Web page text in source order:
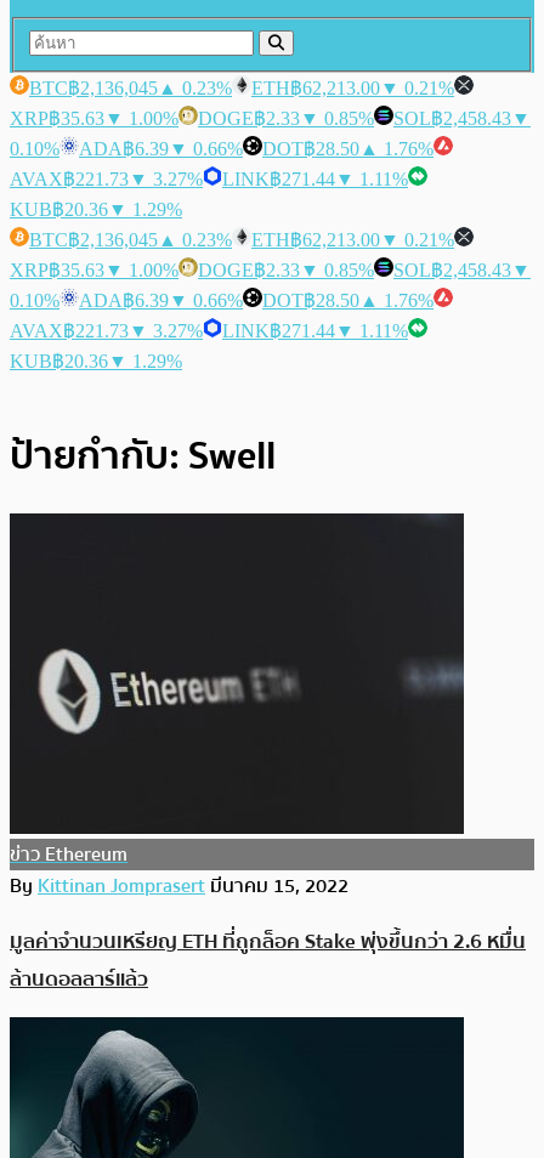
BTC฿2,136,045 ▲ 0.23% ETH฿62,213.00▼ 0.21%
XRP฿35.63▼ 1.00% DOGE฿2.33▼ 0.85% SOL฿2,458.43▼
0.10%
ADA฿6.39▼ 0.66% DOT฿28.50 ▲ 1.76%
AVAX฿221.73▼ 3.27% LINK฿271.44▼ 1.11%
KUB฿20.36▼ 1.29%
BTC฿2,136,045 ▲ 0.23% ETH฿62,213.00▼ 0.21%
XRP฿35.63▼ 1.00% DOGE฿2.33▼ 0.85% SOL฿2,458.43▼
0.10%
ADA฿6.39▼ 0.66% DOT฿28.50 ▲ 1.76%
AVAX฿221.73▼ 3.27% LINK฿271.44▼ 1.11%
KUB฿20.36▼ 1.29%
ป้ายกำกับ: Swell
ข่าว Ethereum
ByKittinan Jomprasertมีนาคม 15, 2022
มูลค่าจำนวนเหรียญ ETH ที่ถูกล็อค Stake พุ่งขึ้นกว่า 2.6 หมื่น
ล้านดอลลาร์แล้ว